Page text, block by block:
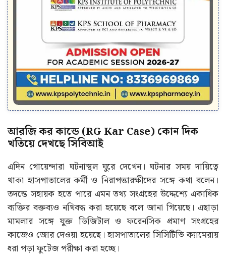
আরজি কর কান্ডে (RG Kar Case) কোন দিক
খতিয়ে দেখছে সিবিআই
এদিন গোয়েন্দারা ঘটনাস্থল ঘুরে দেখেন। ঘটনার সময় দায়িত্বে
থাকা হাসপাতালের কর্মী ও নিরাপত্তারক্ষীদের সঙ্গে কথা বলেন।
তদন্তে সহায়ক হতে পারে এমন তথ্য সংগ্রহের উদ্দেশ্যে একাধিক
ব্যক্তির বক্তব্যও নথিবদ্ধ করা হয়েছে বলে জানা গিয়েছে। এছাড়া
মামলার সঙ্গে যুক্ত ডিজিটাল ও ফরেনসিক প্রমাণ সংগ্রহের
কাজেও জোর দেওয়া হয়েছে। হাসপাতালের সিসিটিভি ক্যামেরায়
ধরা পড়া ফুটেজ পরীক্ষা করা হচ্ছে।